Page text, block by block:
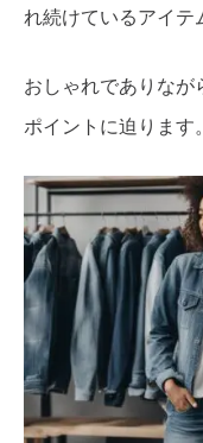
れ続けているアイテ
おしゃれでありな
ポイントに迫ります。